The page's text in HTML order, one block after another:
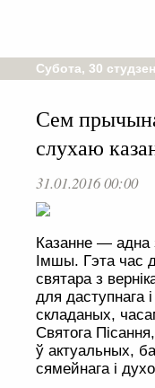
Субота, 30
Сем
слухаю
31.01.2016 00:00
Казанне — адна
Імшы. Гэта час
святара з
для даступнага
складаных,
Святога
ў актуальных,
сямейнага і